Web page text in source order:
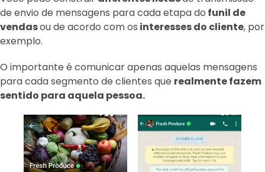
de envio de mensagens para cada etapa do funil de
vendasou de acordo com os interesses do cliente, por
exemplo.
O importante é comunicar apenas aquelas mensagens
para cada segmento de clientes que realmente fazem
sentido para aquela pessoa.